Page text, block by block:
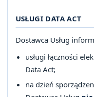
USŁUGI DATA ACT
Dostawca Usług
usługi łączności
Data Act;
na dzień